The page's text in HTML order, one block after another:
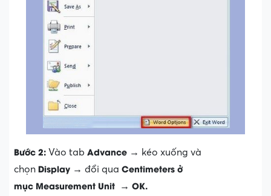
Bước 2: Vào tab Advance → kéo xuống và
chọn Display → đổi qua Centimetersở
mục Measurement Unit → OK.